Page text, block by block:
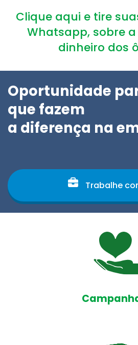
Clique aqui e tire
Whatsapp, sobre
dinheiro dos
Oportunidade
que fazem
a diferença na
Trabalhe